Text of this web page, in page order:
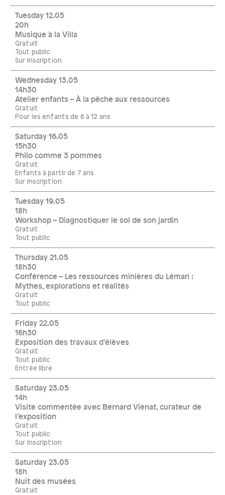
Tuesday 12.05
20h
Musique à la Villa
Gratuit
Tout public
Sur inscription
Wednesday 13.05
14h30
Atelier enfants – À la pêche aux ressources
Gratuit
Pour les enfants de 6 à 12 ans
Saturday 16.05
15h30
Philo comme 3 pommes
Gratuit
Enfants à partir de 7 ans
Sur inscription
Tuesday 19.05
18h
Workshop – Diagnostiquer le sol de son jardin
Gratuit
Tout public
Thursday 21.05
18h30
Conférence – Les ressources minières du Léman :
Mythes, explorations et réalités
Gratuit
Tout public
Friday 22.05
16h30
Exposition des travaux d’élèves
Gratuit
Tout public
Entrée libre
Saturday 23.05
14h
Visite commentée avec Bernard Vienat, curateur de
l’exposition
Gratuit
Tout public
Sur inscription
Saturday 23.05
18h
Nuit des musées
Gratuit